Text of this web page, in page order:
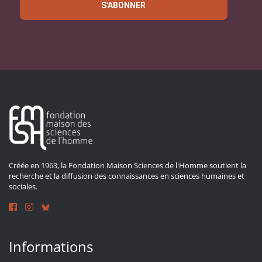
S'ABONNER
Créée en 1963, la Fondation Maison Sciences de l'Homme soutient la
recherche et la diffusion des connaissances en sciences humaines et
sociales.
Informations